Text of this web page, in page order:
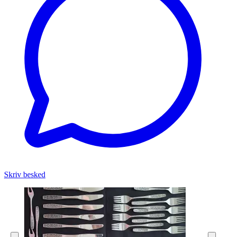
Skriv besked